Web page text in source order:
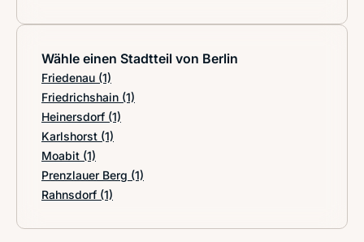
Wähle einen Stadtteil von Berlin
Friedenau (1)
Friedrichshain (1)
Heinersdorf (1)
Karlshorst (1)
Moabit (1)
Prenzlauer Berg (1)
Rahnsdorf (1)